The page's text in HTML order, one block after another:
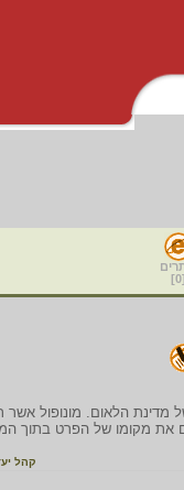
[
0
]
הלאום. מונופול אשר
את מקומו של הפרט בתוך
קהל